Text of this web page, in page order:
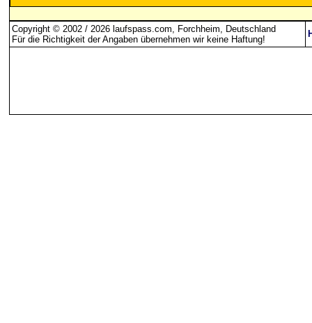
Copyright © 2002 / 2026 laufspass.com, Forchheim, Deutschland
Für die Richtigkeit der Angaben übernehmen wir keine Haftung!